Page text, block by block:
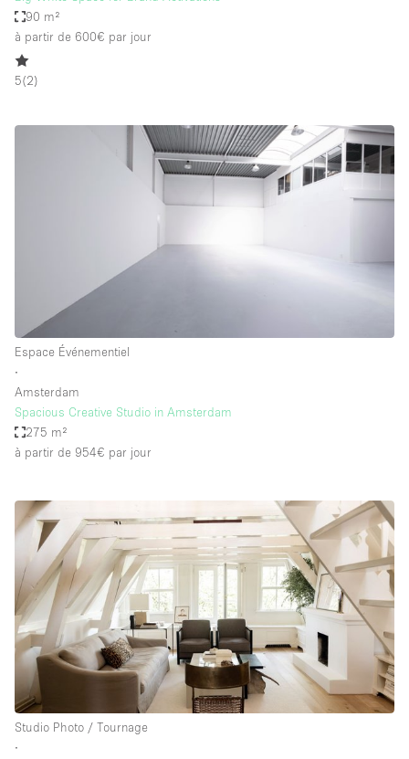
90 m²
à partir de 600€ par jour
5(2)
Espace Événementiel
∙
Amsterdam
Spacious Creative Studio in Amsterdam
275 m²
à partir de 954€ par jour
Studio Photo / Tournage
∙